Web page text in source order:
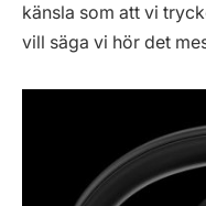
känsla som att vi
vill säga vi hör det